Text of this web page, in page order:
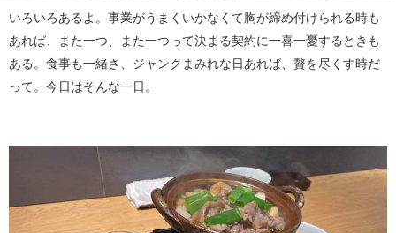
いろいろあるよ。事業がうまくいかなくて胸が締め付けられる時も
あれば、また一つ、また一つって決まる契約に一喜一憂するときも
ある。食事も一緒さ、ジャンクまみれな日あれば、贅を尽くす時だ
って。今日はそんな一日。